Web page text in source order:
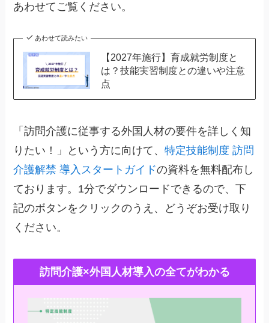
あわせてご覧ください。
あわせて読みたい
【2027年施行】育成就労制度と
は？技能実習制度との違いや注意
点
「訪問介護に従事する外国人材の要件を詳しく知
りたい！」という方に向けて、特定技能制度 訪問
介護解禁 導入スタートガイドの資料を無料配布し
ております。1分でダウンロードできるので、下
記のボタンをクリックのうえ、どうぞお受け取り
ください。
訪問介護×外国人材導入の全てがわかる